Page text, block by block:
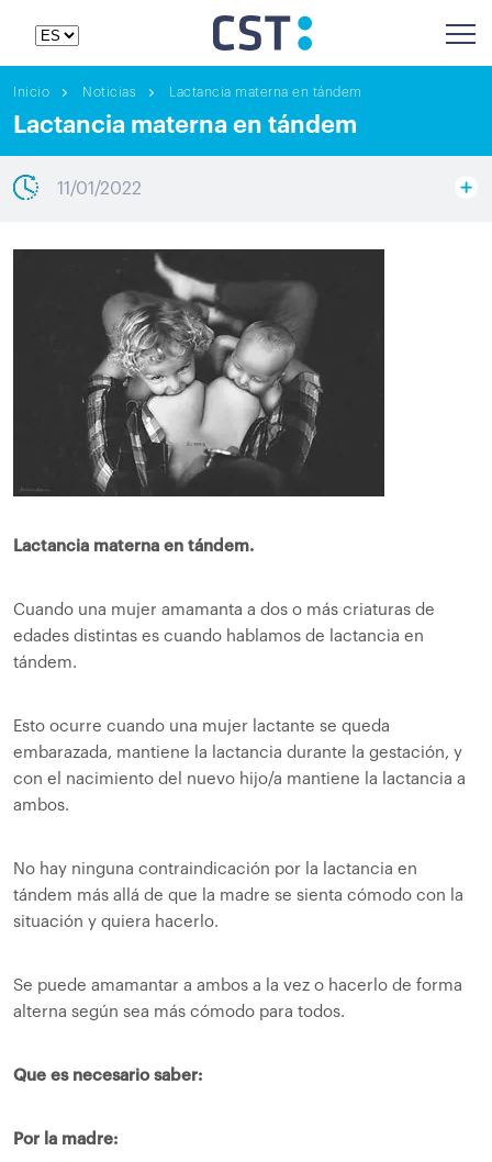
Inicio Noticias Lactancia materna en tándem
Lactancia materna en tándem
11/01/2022
Lactancia materna en tándem.
Cuando una mujer amamanta a dos o más criaturas de
edades distintas es cuando hablamos de lactancia en
tándem.
Esto ocurre cuando una mujer lactante se queda
embarazada, mantiene la lactancia durante la gestación, y
con el nacimiento del nuevo hijo/a mantiene la lactancia a
ambos.
No hay ninguna contraindicación por la lactancia en
tándem más allá de que la madre se sienta cómodo con la
situación y quiera hacerlo.
Se puede amamantar a ambos a la vez o hacerlo de forma
alterna según sea más cómodo para todos.
Que es necesario saber:
Por la madre: